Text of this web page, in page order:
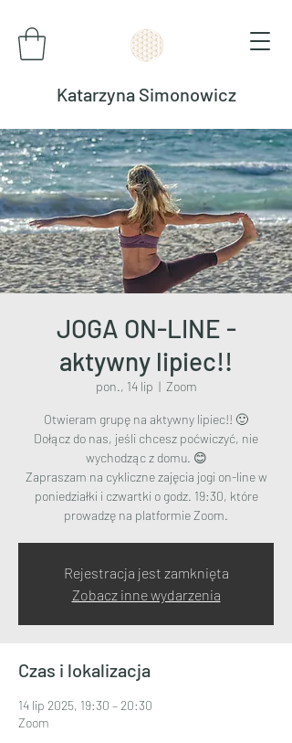
Katarzyna Simonowicz
JOGA ON-LINE -
aktywny lipiec!!
pon., 14 lip
  |
Zoom
Otwieram grupę na aktywny lipiec!! 🙂
Dołącz do nas, jeśli chcesz poćwiczyć, nie
wychodząc z domu. 😊
Zapraszam na cykliczne zajęcia jogi on-line w
poniedziałki i czwartki o godz. 19:30, które
prowadzę na platformie Zoom.
Rejestracja jest zamknięta
Zobacz inne wydarzenia
Czas i lokalizacja
14 lip 2025, 19:30 – 20:30
Zoom